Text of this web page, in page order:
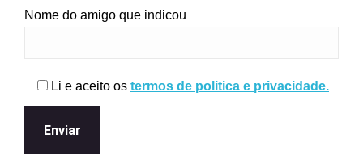
Nome do amigo que indicou
Li e aceito os termos de politica e privacidade.